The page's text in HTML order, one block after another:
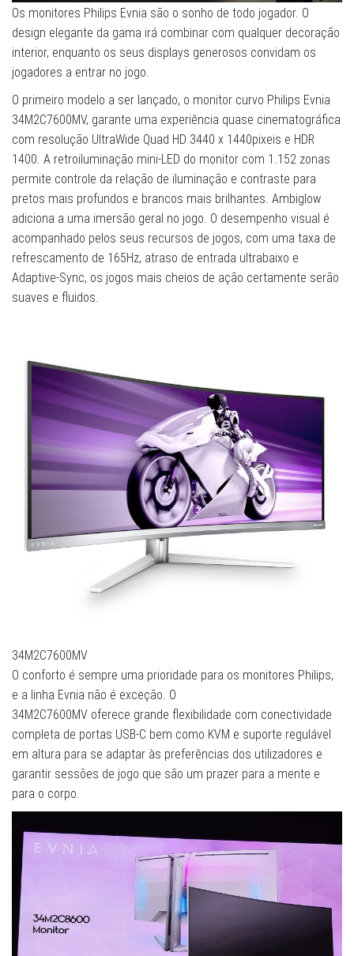
Os monitores Philips Evnia são o sonho de todo jogador. O
design elegante da gama irá combinar com qualquer decoração
interior, enquanto os seus displays generosos convidam os
jogadores a entrar no jogo.
O primeiro modelo a ser lançado, o monitor curvo Philips Evnia
34M2C7600MV, garante uma experiência quase cinematográfica
com resolução UltraWide Quad HD 3440 x 1440pixeis e HDR
1400. A retroiluminação mini-LED do monitor com 1.152 zonas
permite controle da relação de iluminação e contraste para
pretos mais profundos e brancos mais brilhantes. Ambiglow
adiciona a uma imersão geral no jogo. O desempenho visual é
acompanhado pelos seus recursos de jogos, com uma taxa de
refrescamento de 165Hz, atraso de entrada ultrabaixo e
Adaptive-Sync, os jogos mais cheios de ação certamente serão
suaves e fluidos.
34M2C7600MV
O conforto é sempre uma prioridade para os monitores Philips,
e a linha Evnia não é exceção. O
34M2C7600MV oferece grande flexibilidade com conectividade
completa de portas USB-C bem como KVM e suporte regulável
em altura para se adaptar às preferências dos utilizadores e
garantir sessões de jogo que são um prazer para a mente e
para o corpo.